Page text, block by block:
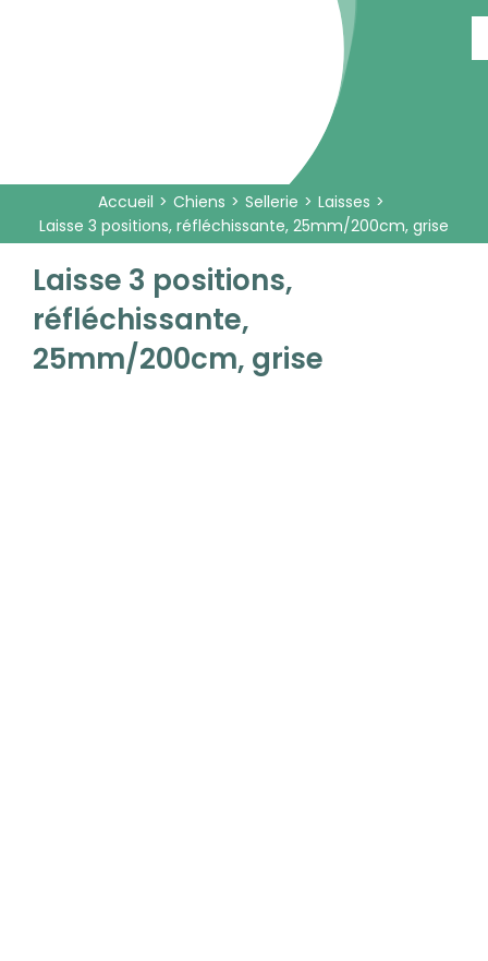
Accueil Chiens Sellerie
Laisses
Laisse 3 positions, réfléchissante, 25mm/200cm, grise
Laisse 3 positions,
réfléchissante,
25mm/200cm, grise